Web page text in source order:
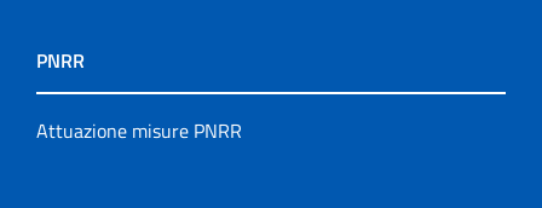
PNRR
Attuazione misure PNRR